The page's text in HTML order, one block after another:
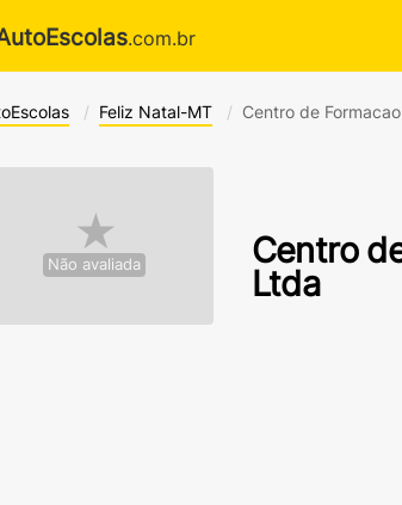
.com.br
Feliz Natal-MT Centro de
★
Não avaliada
Centro
Ltda